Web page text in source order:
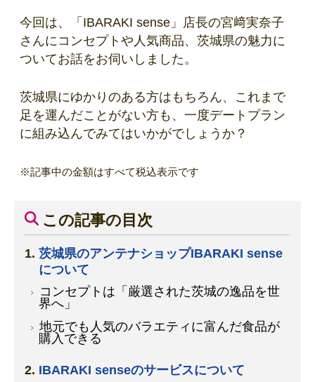
今回は、「IBARAKI sense」店長の宮﨑実奈子
さんにコンセプトや人気商品、茨城県の魅力に
ついてお話をお伺いしました。
茨城県にゆかりのある方はもちろん、これまで
足を運んだことがない方も、一度デートプラン
に組み込んでみてはいかがでしょうか？
※記事中の金額はすべて税込表示です
この記事の目次
茨城県のアンテナショップIBARAKI sense
について
コンセプトは「厳選された茨城の逸品を世
界へ」
地元でも人気のバラエティに富んだ食品が
購入できる
IBARAKI senseのサービスについて